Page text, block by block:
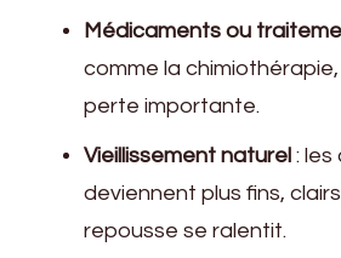
Médicaments ou
comme la
perte importante.
Vieillissement naturel : les
deviennent plus fins,
repousse se ralentit.